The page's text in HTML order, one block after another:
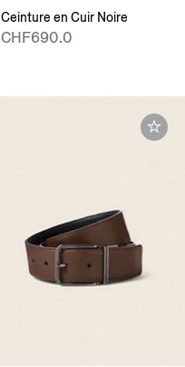
Ceinture en Cuir Noire
CHF690.0